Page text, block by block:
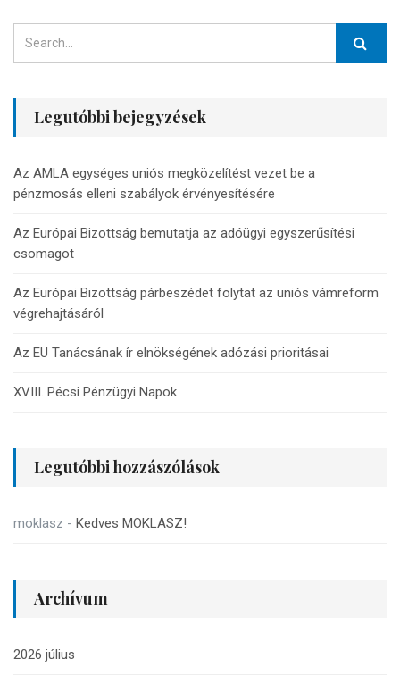
Legutóbbi bejegyzések
Az AMLA egységes uniós megközelítést vezet be a
pénzmosás elleni szabályok érvényesítésére
Az Európai Bizottság bemutatja az adóügyi egyszerűsítési
csomagot
Az Európai Bizottság párbeszédet folytat az uniós vámreform
végrehajtásáról
Az EU Tanácsának ír elnökségének adózási prioritásai
XVIII. Pécsi Pénzügyi Napok
Legutóbbi hozzászólások
moklasz - Kedves MOKLASZ!
Archívum
2026 július